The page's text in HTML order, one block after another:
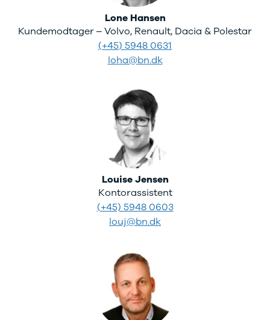
Lone Hansen
Kundemodtager – Volvo, Renault, Dacia & Polestar
(+45) 5948 0631
loha@bn.dk
Louise Jensen
Kontorassistent
(+45) 5948 0603
louj@bn.dk